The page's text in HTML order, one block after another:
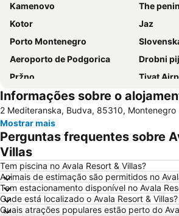
Kamenovo
The
Kotor
Jaz
Porto Montenegro
Aeroporto de Podgorica
Drobni
Pržno
Tivat
Mogren Plaza
Plavi Horizont
Rijeka
Porto
Žanjice
Stari Bar
Informações sobre o
2 Mediteranska, Budva, 85310, Montenegro
Mostrar mais
Perguntas frequentes sobre
Villas
Tem piscina no Avala Resort & Villas?
Animais de estimação são permitidos no
Tem estacionamento disponível no Avala
Onde está localizado o Avala Resort & Villas?
Quais atrações populares estão perto do